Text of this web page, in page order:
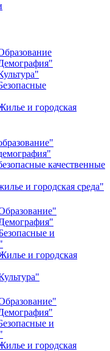
и городская
качественные
и городская среда"
и
и городская
и
и городская